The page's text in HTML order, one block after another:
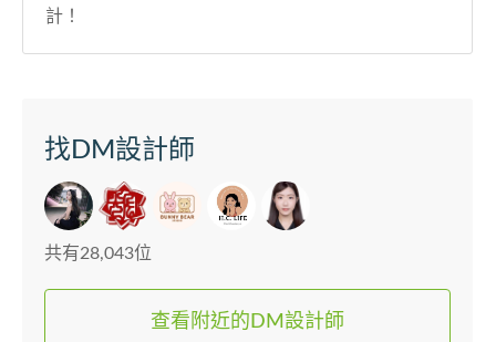
計！
找DM設計師
共有28,043位
查看附近的DM設計師